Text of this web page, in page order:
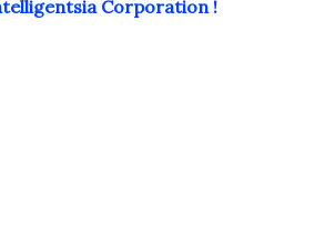
Corporation !